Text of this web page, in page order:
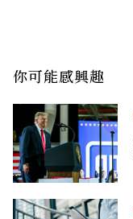
你可能感興趣